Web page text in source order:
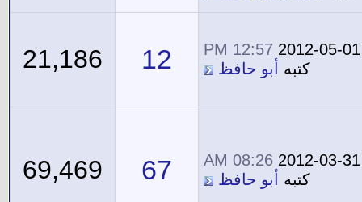
2012-05-01
12:57 PM
كتبه
أبو حافظ 12
21,186
2012-03-31
08:26 AM
كتبه
أبو حافظ 67
69,469